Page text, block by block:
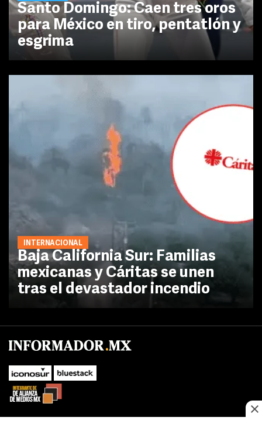
Santo Domingo: Caen tres oros
para México en tiro, pentatlón y
esgrima
INTERNACIONAL
Baja California Sur: Familias
mexicanas y Cáritas se unen
tras el devastador incendio